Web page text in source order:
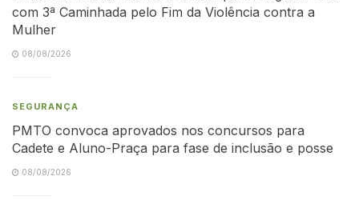
com 3ª Caminhada pelo Fim da Violência contra a
Mulher
08/08/2026
SEGURANÇA
PMTO convoca aprovados nos concursos para
Cadete e Aluno-Praça para fase de inclusão e posse
08/08/2026